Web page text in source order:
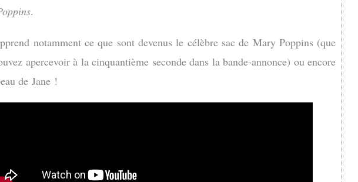
.
notamment ce que sont devenus le célèbre sac de Mary Poppins (que
apercevoir à la cinquantième seconde dans la bande-annonce) ou encore
de Jane !